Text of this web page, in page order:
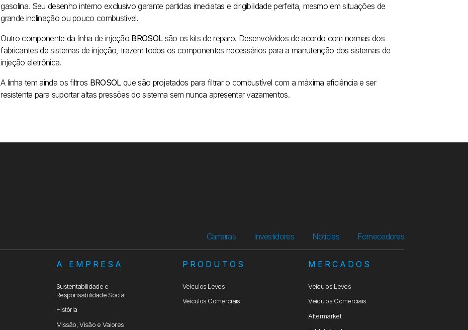
gasolina. Seu desenho interno exclusivo garante partidas imediatas e dirigibilidade perfeita, mesmo em situações de
grande inclinação ou pouco combustível.
Outro componente da linha de injeção BROSOLsão os kits de reparo. Desenvolvidos de acordo com normas dos
fabricantes de sistemas de injeção, trazem todos os componentes necessários para a manutenção dos sistemas de
injeção eletrônica.
A linha tem ainda os filtros BROSOLque são projetados para filtrar o combustível com a máxima eficiência e ser
resistente para suportar altas pressões do sistema sem nunca apresentar vazamentos.
Carreiras Investidores Notícias Fornecedores
A EMPRESA
Sustentabilidade e
Responsabilidade Social
História
Missão, Visão e Valores
PRODUTOS
Veículos Leves
Veículos Comerciais
MERCADOS
Veículos Leves
Veículos Comerciais
Aftermarket